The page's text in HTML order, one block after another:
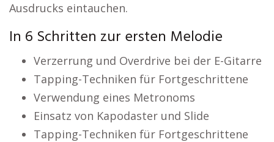
Ausdrucks eintauchen.
In 6 Schritten zur ersten Melodie
Verzerrung und Overdrive bei der E-Gitarre
Tapping-Techniken für Fortgeschrittene
Verwendung eines Metronoms
Einsatz von Kapodaster und Slide
Tapping-Techniken für Fortgeschrittene